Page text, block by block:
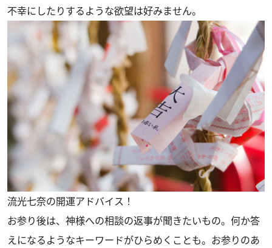
不幸にしたりするような欲望は好みません。
流光七奈の開運アドバイス！
お参り後は、神様への相談の返事が聞きたいもの。何か答
えになるようなキーワードがひらめくことも。お参りのあ